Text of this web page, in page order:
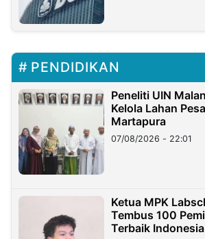
PENDIDIKAN
Peneliti UIN
Kelola Lahan
Martapura
07/08/2026 - 22:01
Ketua MPK
Tembus 100
Terbaik Indonesia